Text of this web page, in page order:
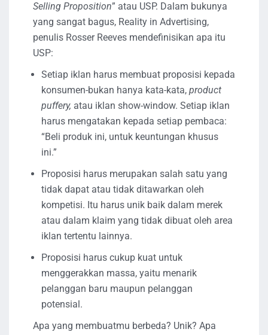
Selling Proposition” atau USP. Dalam bukunya
yang sangat bagus, Reality in Advertising,
penulis Rosser Reeves mendefinisikan apa itu
USP:
Setiap iklan harus membuat proposisi kepada
konsumen-bukan hanya kata-kata, product
puffery, atau iklan show-window. Setiap iklan
harus mengatakan kepada setiap pembaca:
“Beli produk ini, untuk keuntungan khusus
ini.”
Proposisi harus merupakan salah satu yang
tidak dapat atau tidak ditawarkan oleh
kompetisi. Itu harus unik baik dalam merek
atau dalam klaim yang tidak dibuat oleh area
iklan tertentu lainnya.
Proposisi harus cukup kuat untuk
menggerakkan massa, yaitu menarik
pelanggan baru maupun pelanggan
potensial.
Apa yang membuatmu berbeda? Unik? Apa